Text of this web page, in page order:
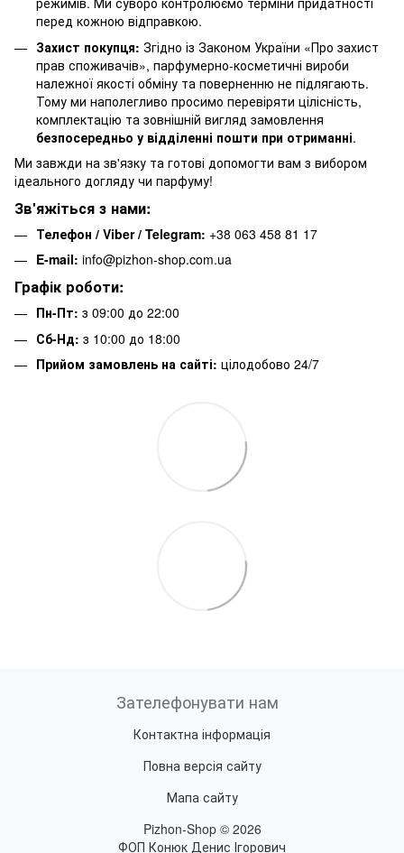
перед кожною відправкою.
Захист покупця: Згідно із Законом України «Про захист
прав споживачів», парфумерно-косметичні вироби
належної якості обміну та поверненню не підлягають.
Тому ми наполегливо просимо перевіряти цілісність,
комплектацію та зовнішній вигляд замовлення
безпосередньо у відділенні пошти при отриманні.
Ми завжди на зв'язку та готові допомогти вам з вибором
ідеального догляду чи парфуму!
Зв'яжіться з нами:
Телефон / Viber / Telegram: +38 063 458 81 17
E-mail: info@pizhon-shop.com.ua
Графік роботи:
Пн-Пт: з 09:00 до 22:00
Сб-Нд: з 10:00 до 18:00
Прийом замовлень на сайті: цілодобово 24/7
Зателефонувати нам
Контактна інформація
Повна версія сайту
Мапа сайту
Pizhon-Shop © 2026
ФОП Конюк Денис Ігорович